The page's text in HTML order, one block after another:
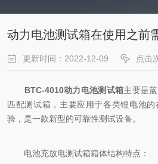
动力电池测试箱在使用之前
更新时间：2022-12-09 点击
BTC-4010动力电池测试箱主要是
匹配测试箱，主要应用于各类锂电池的
验，是一款新型的可靠性测试设备。
电池充放电测试箱箱体结构特点：